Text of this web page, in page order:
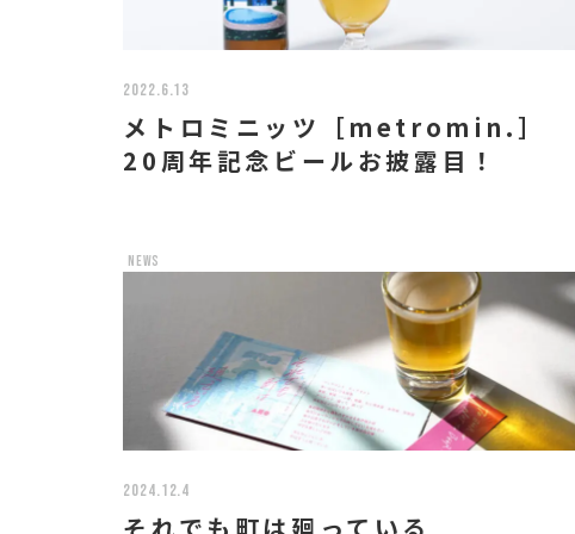
2022.6.13
メトロミニッツ［metromin.］
20周年記念ビールお披露目！
news
2024.12.4